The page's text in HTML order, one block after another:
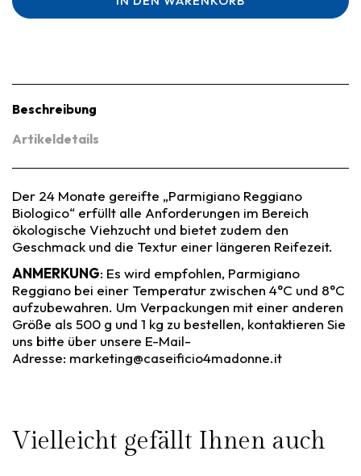
Beschreibung
Artikeldetails
Der 24 Monate gereifte „Parmigiano Reggiano
Biologico“ erfüllt alle Anforderungen im Bereich
ökologische Viehzucht und bietet zudem den
Geschmack und die Textur einer längeren Reifezeit.
ANMERKUNG: Es wird empfohlen, Parmigiano
Reggiano bei einer Temperatur zwischen 4°C und 8°C
aufzubewahren. Um Verpackungen mit einer anderen
Größe als 500 g und 1 kg zu bestellen, kontaktieren Sie
uns bitte über unsere E-Mail-
Adresse: marketing@caseificio4madonne.it
Vielleicht gefällt Ihnen auch